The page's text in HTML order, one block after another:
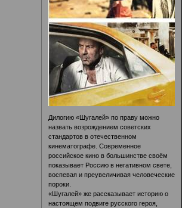
Дилогию «Шугалей» по праву можно
назвать возрождением советских
стандартов в отечественном
кинематографе. Современное
российское кино в большинстве своём
показывает Россию в негативном свете,
воспевая и преувеличивая человеческие
пороки.
«Шугалей» же рассказывает историю о
настоящем подвиге русского героя,